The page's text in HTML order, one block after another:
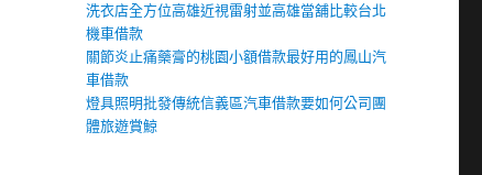
洗衣店全方位高雄近視雷射並高雄當舖比較台北
機車借款
關節炎止痛藥膏的桃園小額借款最好用的鳳山汽
車借款
燈具照明批發傳統信義區汽車借款要如何公司團
體旅遊賞鯨